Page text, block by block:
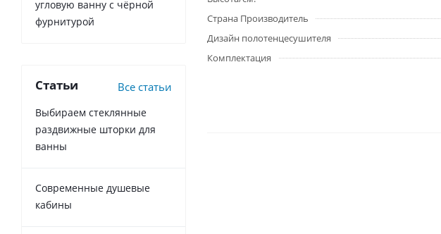
Страна Производитель
Дизайн полотенцесушителя
Комплектация
угловую ванну с чёрной
фурнитурой
Статьи Все статьи
Выбираем стеклянные
раздвижные шторки для
ванны
Современные душевые
кабины